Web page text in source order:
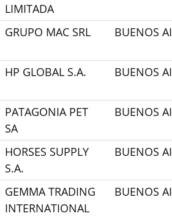
LIMITADA
GRUPO MAC SRL BUENOS
HP GLOBAL S.A. BUENOS
PATAGONIA PET
SA
BUENOS
HORSES SUPPLY
S.A.
BUENOS
GEMMA TRADING
INTERNATIONAL
BUENOS